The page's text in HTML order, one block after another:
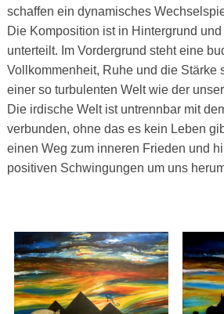
schaffen ein dynamisches
Die Komposition ist in Hintergrund und
unterteilt. Im Vordergrund steht eine
Vollkommenheit, Ruhe und die Stärke
einer so turbulenten Welt wie der
Die irdische Welt ist untrennbar mit
verbunden, ohne das es kein Leben
einen Weg zum inneren Frieden und
positiven Schwingungen um uns